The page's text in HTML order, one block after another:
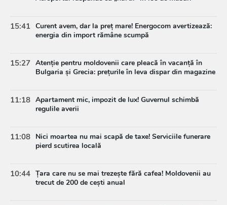
15:41 Curent avem, dar la preț mare! Energocom avertizează:
energia din import rămâne scumpă
15:27 Atenție pentru moldovenii care pleacă în vacanță în
Bulgaria și Grecia: prețurile în leva dispar din magazine
11:18 Apartament mic, impozit de lux! Guvernul schimbă
regulile averii
11:08 Nici moartea nu mai scapă de taxe! Serviciile funerare
pierd scutirea locală
10:44 Țara care nu se mai trezește fără cafea! Moldovenii au
trecut de 200 de cești anual